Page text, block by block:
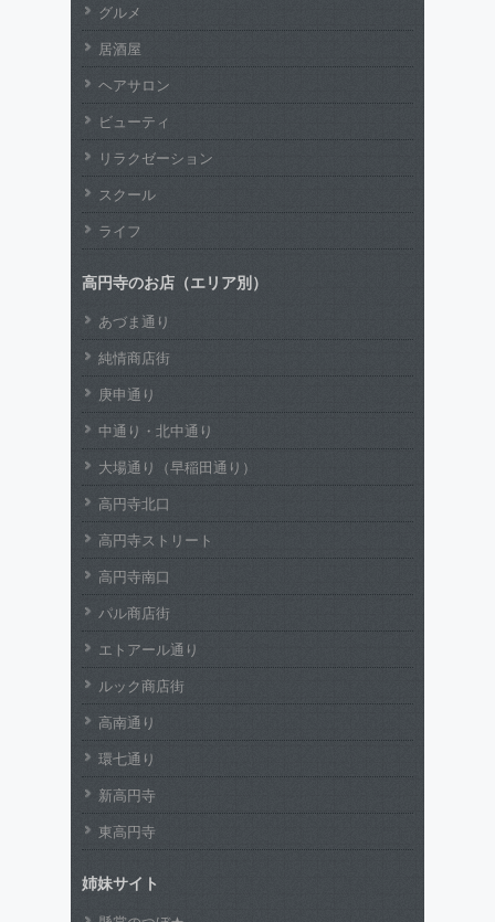
グルメ
居酒屋
ヘアサロン
ビューティ
リラクゼーション
スクール
ライフ
高円寺のお店（エリア別）
あづま通り
純情商店街
庚申通り
中通り・北中通り
大場通り（早稲田通り）
高円寺北口
高円寺ストリート
高円寺南口
パル商店街
エトアール通り
ルック商店街
高南通り
環七通り
新高円寺
東高円寺
姉妹サイト